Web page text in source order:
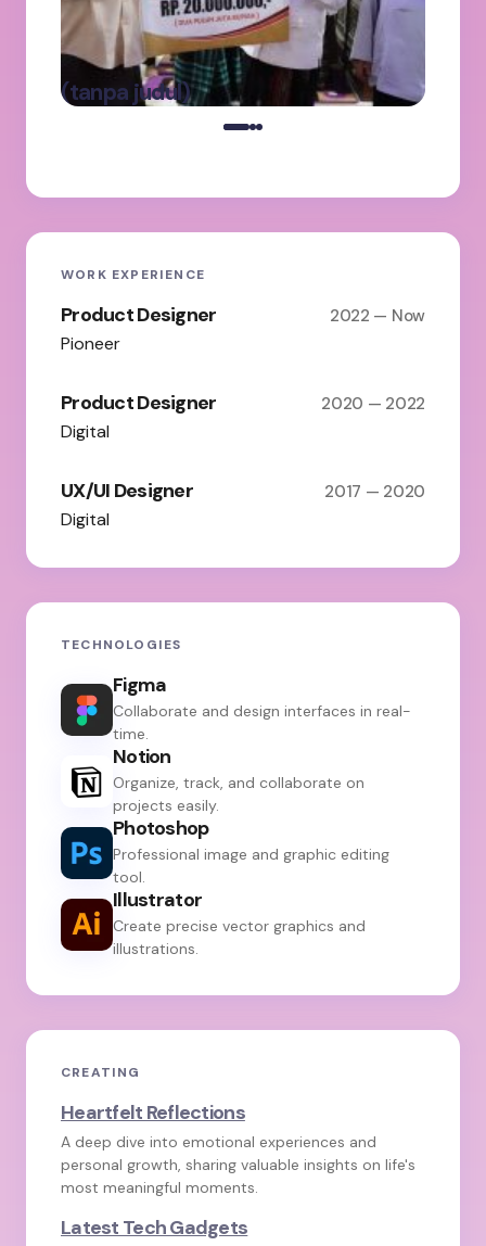
(tanpa judul)
oleh Admin
Maret 5, 2025
WORK EXPERIENCE
Product Designer 2022 — Now
Pioneer
Product Designer 2020 — 2022
Digital
UX/UI Designer 2017 — 2020
Digital
TECHNOLOGIES
Figma
Collaborate and design interfaces in real-
time.
Notion
Organize, track, and collaborate on
projects easily.
Photoshop
Professional image and graphic editing
tool.
Illustrator
Create precise vector graphics and
illustrations.
CREATING
Heartfelt Reflections
A deep dive into emotional experiences and
personal growth, sharing valuable insights on life's
most meaningful moments.
Latest Tech Gadgets